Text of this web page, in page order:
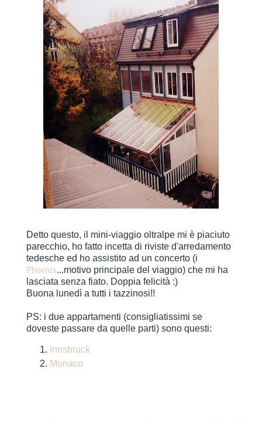
Detto questo, il mini-viaggio oltralpe mi è piaciuto
parecchio, ho fatto incetta di riviste d'arredamento
tedesche ed ho assistito ad un concerto (i
Phoenix...motivo principale del viaggio) che mi ha
lasciata senza fiato. Doppia felicità :)
Buona lunedì a tutti i tazzinosi!!
PS: i due appartamenti (consigliatissimi se
doveste passare da quelle parti) sono questi:
Innsbruck
Monaco